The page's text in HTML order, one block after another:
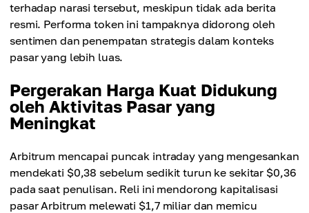
terhadap narasi tersebut, meskipun tidak ada berita
resmi. Performa token ini tampaknya didorong oleh
sentimen dan penempatan strategis dalam konteks
pasar yang lebih luas.
Pergerakan Harga Kuat Didukung
oleh Aktivitas Pasar yang
Meningkat
Arbitrum mencapai puncak intraday yang mengesankan
mendekati $0,38 sebelum sedikit turun ke sekitar $0,36
pada saat penulisan. Reli ini mendorong kapitalisasi
pasar Arbitrum melewati $1,7 miliar dan memicu